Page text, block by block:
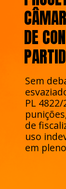
DE
Sem
PL
de
uso
em